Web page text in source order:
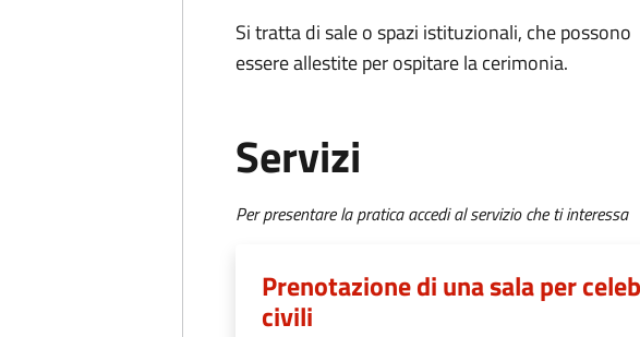
Si tratta di sale o spazi istituzionali, che possono
essere allestite per ospitare la cerimonia.
Servizi
Per presentare la pratica accedi al servizio che ti interessa
Prenotazione di una sala per
civili